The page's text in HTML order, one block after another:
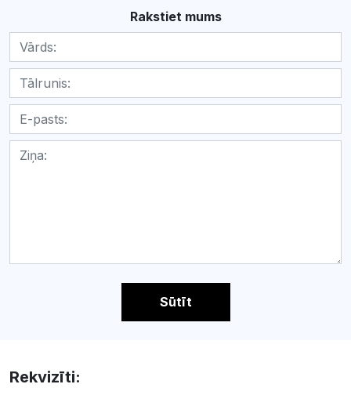
Rakstiet mums
Sūtīt
Rekvizīti: